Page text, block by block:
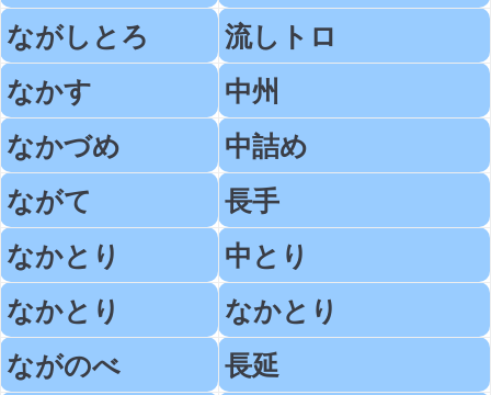
ながしとろ
流しトロ
なかす
中州
なかづめ
中詰め
ながて
長手
なかとり
中とり
なかとり
なかとり
ながのべ
長延